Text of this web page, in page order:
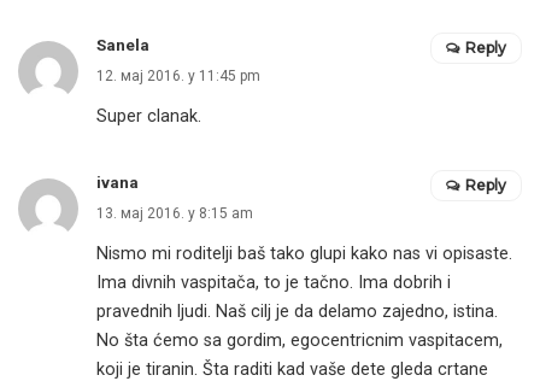
Sanela
12. мај 2016. у 11:45 pm
Super clanak.
Reply
ivana
13. мај 2016. у 8:15 am
Nismo mi roditelji baš tako glupi kako nas vi opisaste.
Ima divnih vaspitača, to je tačno. Ima dobrih i
pravednih ljudi. Naš cilj je da delamo zajedno, istina.
No šta ćemo sa gordim, egocentricnim vaspitacem,
koji je tiranin. Šta raditi kad vaše dete gleda crtane
Reply